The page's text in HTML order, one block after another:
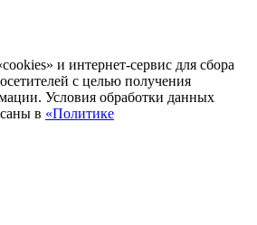
и интернет-сервис для сбора
с целью получения
Условия обработки данных
в «Политике